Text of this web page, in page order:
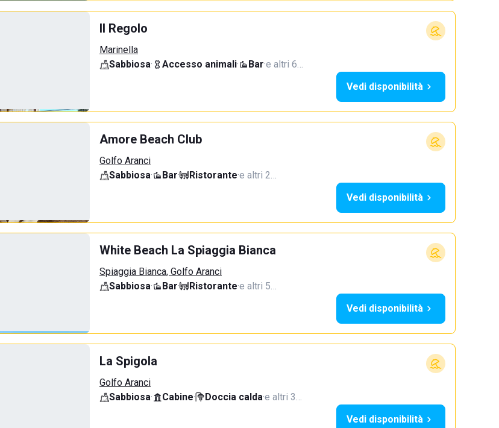
Il Regolo
Marinella
Sabbiosa· Accesso animali· Bar·e altri 6…
Vedi disponibilità
Amore Beach Club
Golfo Aranci
Sabbiosa· Bar· Ristorante·e altri 2…
Vedi disponibilità
White Beach La Spiaggia Bianca
Spiaggia Bianca, Golfo Aranci
Sabbiosa· Bar· Ristorante·e altri 5…
Vedi disponibilità
La Spigola
Golfo Aranci
Sabbiosa· Cabine· Doccia calda·e altri 3…
Vedi disponibilità